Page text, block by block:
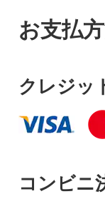
お支払
クレジッ
コンビニ